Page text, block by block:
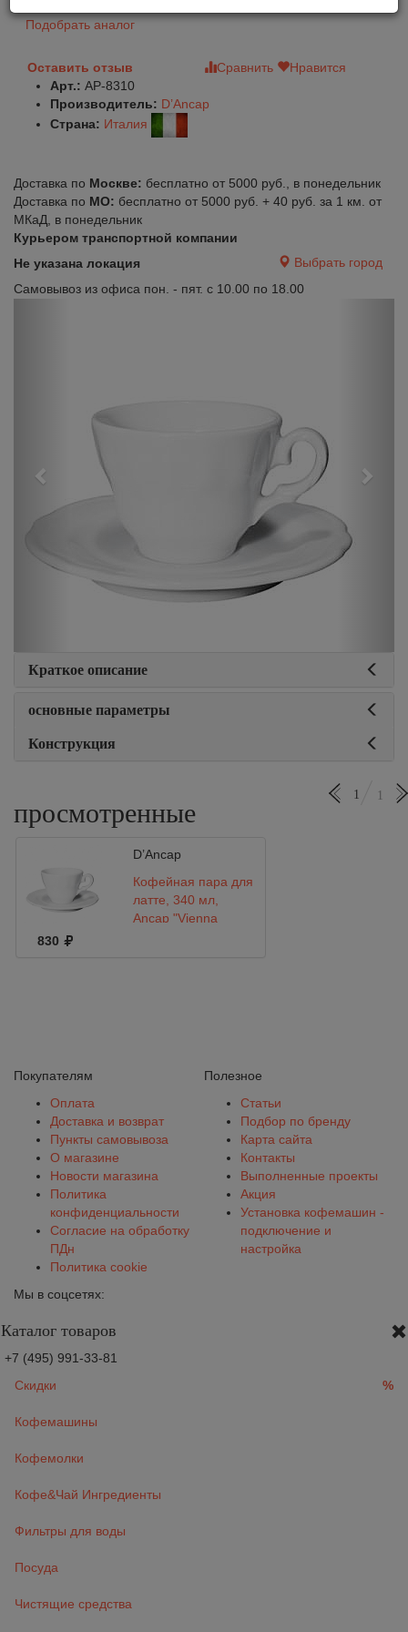
Подобрать аналог
Оставить отзыв Сравнить
Нравится
Арт.: AP-8310
Производитель: D’Ancap
Страна: Италия
Доставка по Москве: бесплатно от 5000 руб., в понедельник
Доставка по МО: бесплатно от 5000 руб. + 40 руб. за 1 км. от
МКаД, в понедельник
Курьером транспортной компании
Не указана локация
Выбрать город
Самовывоз из офиса пон. - пят. с 10.00 по 18.00
Краткое описание
основные параметры
Конструкция
просмотренные
1 1
D’Ancap
Кофейная пара для
латте, 340 мл,
Ancap "Vienna
830
Покупателям
Оплата
Доставка и возврат
Пункты самовывоза
О магазине
Новости магазина
Политика
конфиденциальности
Согласие на обработку
ПДн
Политика cookie
Полезное
Статьи
Подбор по бренду
Карта сайта
Контакты
Выполненные проекты
Акция
Установка кофемашин -
подключение и
настройка
Мы в соцсетях:
Каталог товаров
+7 (495) 991-33-81
Скидки
%
Кофемашины
Кофемолки
Кофе&Чай Ингредиенты
Фильтры для воды
Посуда
Чистящие средства